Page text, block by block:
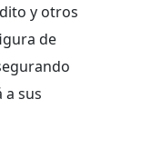
y otros
de
sus